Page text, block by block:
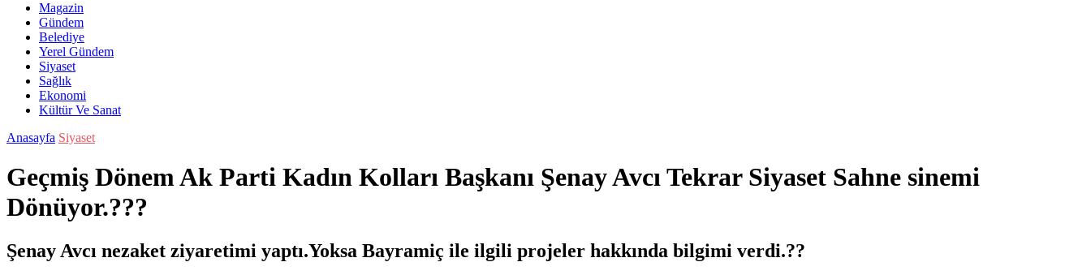
Magazin
Gündem
Belediye
Yerel Gündem
Siyaset
Sağlık
Ekonomi
Kültür Ve Sanat
Anasayfa Siyaset
Geçmiş Dönem Ak Parti Kadın Kolları Başkanı Şenay Avcı Tekrar Siyaset Sahne sinemi
Dönüyor.???
Şenay Avcı nezaket ziyaretimi yaptı.Yoksa Bayramiç ile ilgili projeler hakkında bilgimi verdi.??